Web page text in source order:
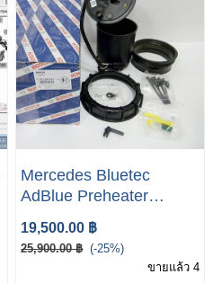
Mercedes Bluetec
AdBlue Preheater
M/GL CLASS W166
ML350 GL350
19,500.00 ฿
25,900.00 ฿ (-25%)
ขายแล้ว 4